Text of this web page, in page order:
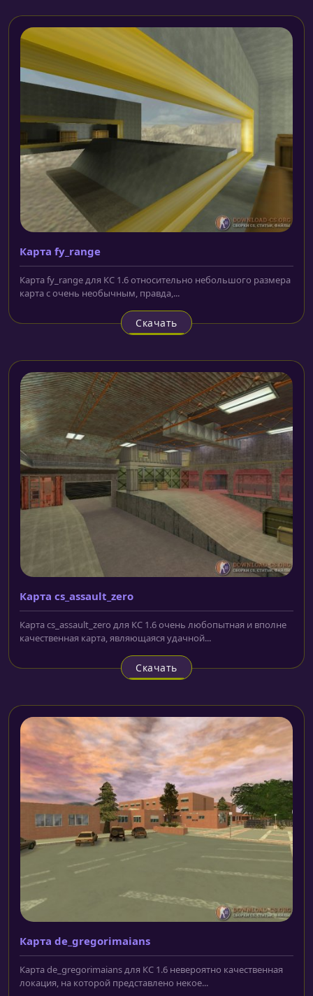
Карта fy_range
Карта fy_range для КС 1.6 относительно небольшого размера
карта с очень необычным, правда,...
Скачать
Карта cs_assault_zero
Карта cs_assault_zero для КС 1.6 очень любопытная и вполне
качественная карта, являющаяся удачной...
Скачать
Карта de_gregorimaians
Карта de_gregorimaians для КС 1.6 невероятно качественная
локация, на которой представлено некое...